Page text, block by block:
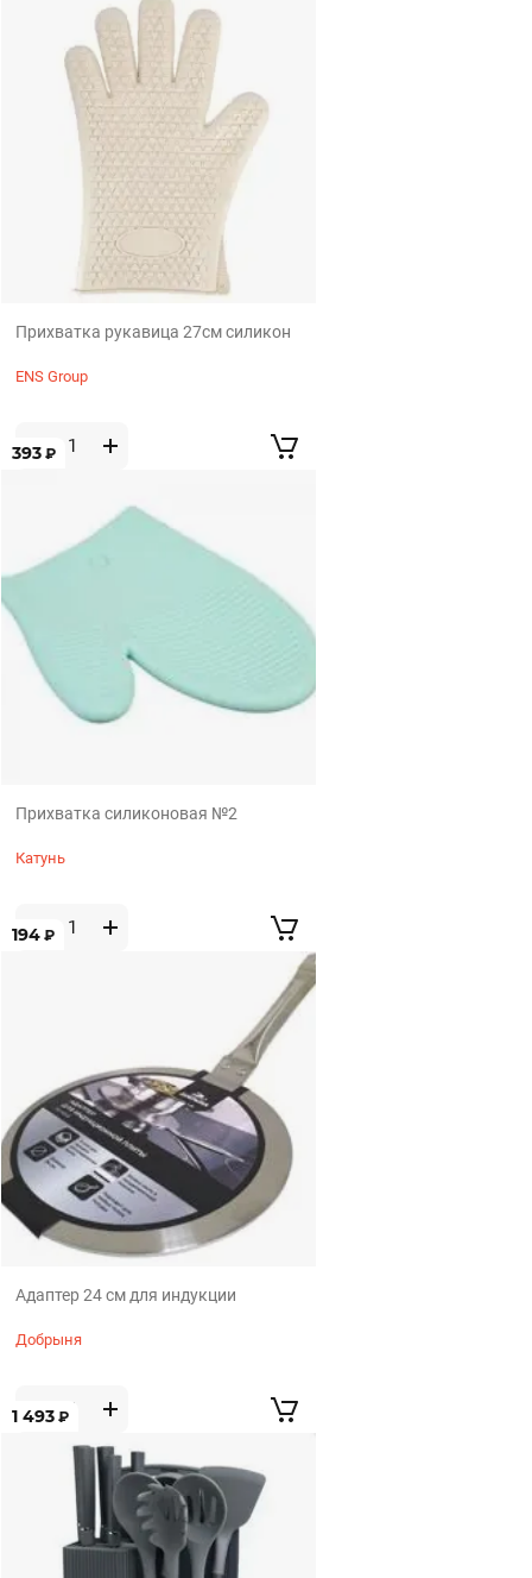
Прихватка рукавица 27см силикон
ENS Group
393 ₽
Прихватка силиконовая №2
Катунь
194 ₽
Адаптер 24 см для индукции
Добрыня
1 493 ₽